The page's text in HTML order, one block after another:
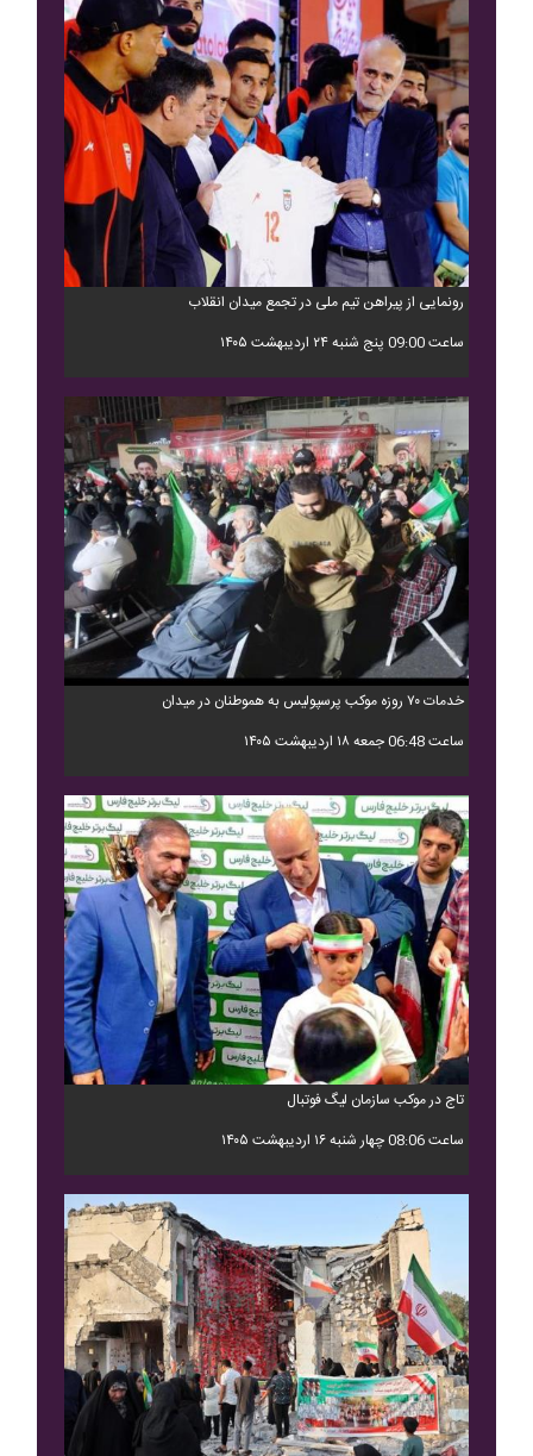
رونمایی از پیراهن تیم ملی در تجمع میدان انقلاب
ساعت 09:00 پنج شنبه ۲۴ اردیبهشت ۱۴۰۵
خدمات ۷۰ روزه موکب پرسپولیس به هموطنان در میدان
ساعت 06:48 جمعه ۱۸ اردیبهشت ۱۴۰۵
تاج در موکب سازمان لیگ فوتبال
ساعت 08:06 چهار شنبه ۱۶ اردیبهشت ۱۴۰۵